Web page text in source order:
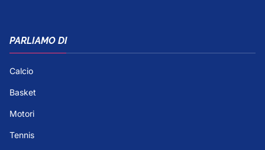
PARLIAMO DI
Calcio
Basket
Motori
Tennis